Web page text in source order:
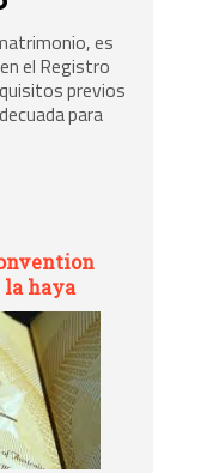
es
el Registro
previos
para
la haya